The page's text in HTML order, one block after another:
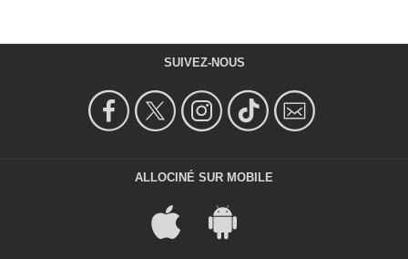
SUIVEZ-NOUS
ALLOCINÉ SUR MOBILE